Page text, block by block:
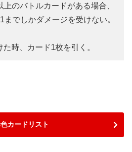
のバトルカードがある場合、
までしかダメージを受けない。
時、カード1枚を引く。
カードリスト